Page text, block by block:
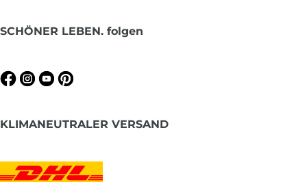
SCHÖNER LEBEN. folgen
KLIMANEUTRALER VERSAND